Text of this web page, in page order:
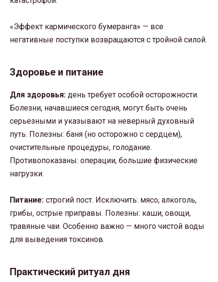
«Эффект кармического бумеранга» — все
негативные поступки возвращаются с тройной силой.
Здоровье и питание
Для здоровья: день требует особой осторожности.
Болезни, начавшиеся сегодня, могут быть очень
серьезными и указывают на неверный духовный
путь. Полезны: баня (но осторожно с сердцем),
очистительные процедуры, голодание.
Противопоказаны: операции, большие физические
нагрузки.
Питание: строгий пост. Исключить: мясо, алкоголь,
грибы, острые приправы. Полезны: каши, овощи,
травяные чаи. Особенно важно — много чистой воды
для выведения токсинов.
Практический ритуал дня